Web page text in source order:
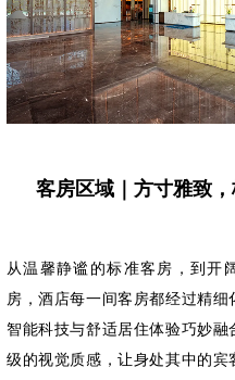
客房区域｜方寸雅致
从温馨静谧的标准客房，到开
房，酒店每一间客房都经过精细
智能科技与舒适居住体验巧妙融
级的视觉质感，让身处其中的宾